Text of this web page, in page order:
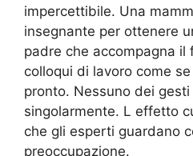
impercettibile. Una
insegnante per ottenere
padre che accompagna il
colloqui di lavoro come
pronto. Nessuno dei
singolarmente. L effetto
che gli esperti guardano
preoccupazione.